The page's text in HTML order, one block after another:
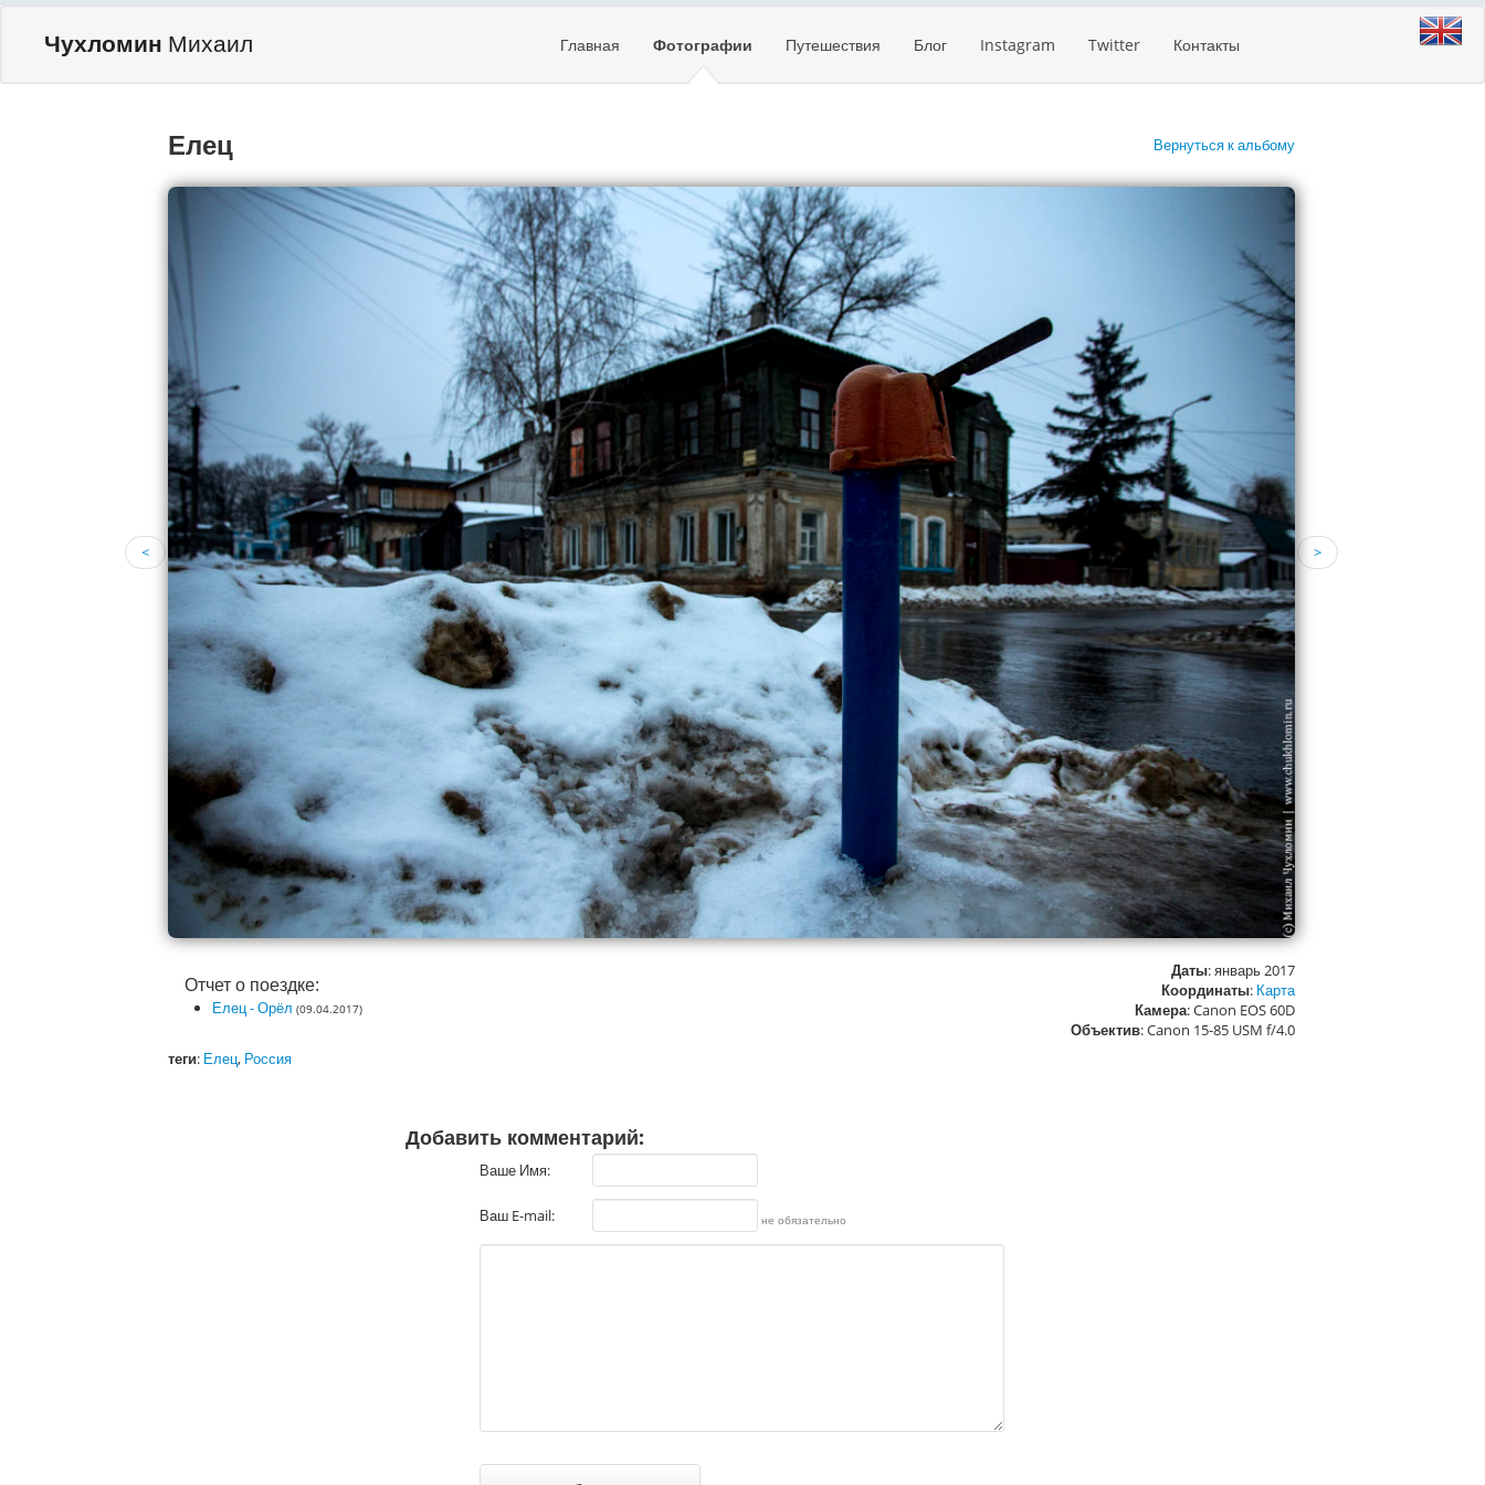
Чухломин Михаил Главная Фотографии Путешествия Блог Instagram Twitter Контакты
Елец Вернуться к альбому
< >
Отчет о поездке:
Елец - Орёл (09.04.2017)
теги: Елец, Россия
Даты: январь 2017
Координаты: Карта
Камера: Canon EOS 60D
Объектив: Canon 15-85 USM f/4.0
Добавить комментарий:
Ваше Имя:
Ваш E-mail: не обязательно